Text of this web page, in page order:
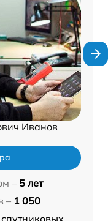
Иванов
– 5 лет
– 1 050